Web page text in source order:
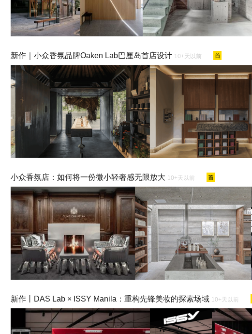
新作｜小众香氛品牌Oaken Lab巴厘岛首店设计 10+天以前
小众香氛店：如何将一份微小轻奢感无限放大 10+天以前
新作丨DAS Lab × ISSY Manila：重构先锋美妆的探索场域 10+天以前